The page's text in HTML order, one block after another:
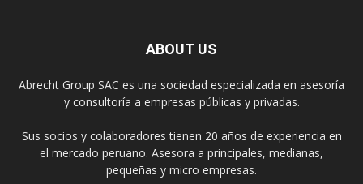
ABOUT US
Abrecht Group SAC es una sociedad especializada en asesoría
y consultoría a empresas públicas y privadas.
Sus socios y colaboradores tienen 20 años de experiencia en
el mercado peruano. Asesora a principales, medianas,
pequeñas y micro empresas.